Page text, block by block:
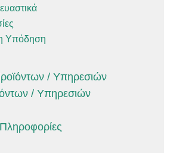
Υπόδηση
/ Υπηρεσιών
/ Υπηρεσιών